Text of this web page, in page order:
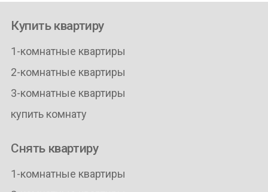
Купить квартиру
1-комнатные квартиры
2-комнатные квартиры
3-комнатные квартиры
купить комнату
Снять квартиру
1-комнатные квартиры